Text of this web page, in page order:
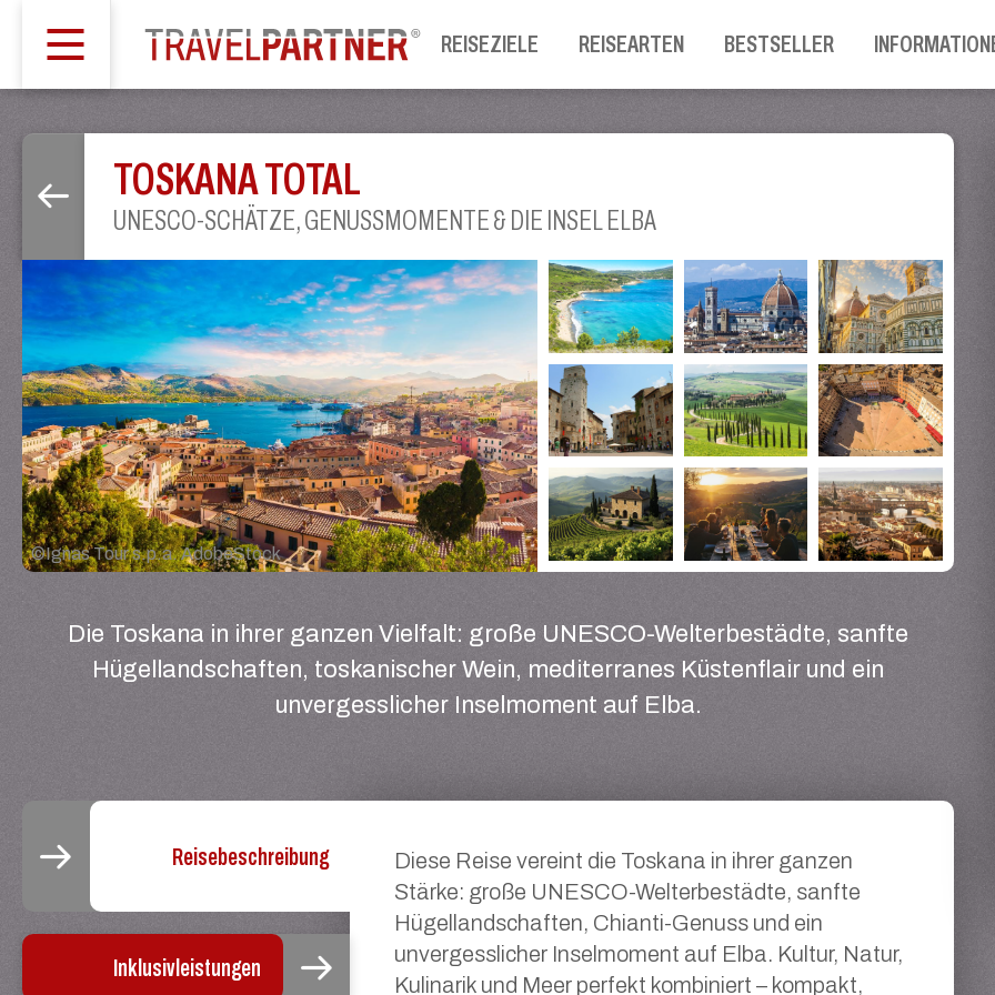
REISEZIELE REISEARTEN BESTSELLER
TOSKANA TOTAL
UNESCO-SCHÄTZE, GENUSSMOMENTE & DIE INSEL ELBA
©Ignas Tour s.p.a. AdobeStock
Die Toskana in ihrer ganzen Vielfalt: große UNESCO-Welterbestädte, sanfte
Hügellandschaften, toskanischer Wein, mediterranes Küstenflair und ein
unvergesslicher Inselmoment auf Elba.
Reisebeschreibung
Inklusivleistungen
Diese Reise vereint die Toskana in ihrer ganzen
Stärke: große UNESCO-Welterbestädte, sanfte
Hügellandschaften, Chianti-Genuss und ein
unvergesslicher Inselmoment auf Elba. Kultur, Natur,
Kulinarik und Meer perfekt kombiniert – kompakt,